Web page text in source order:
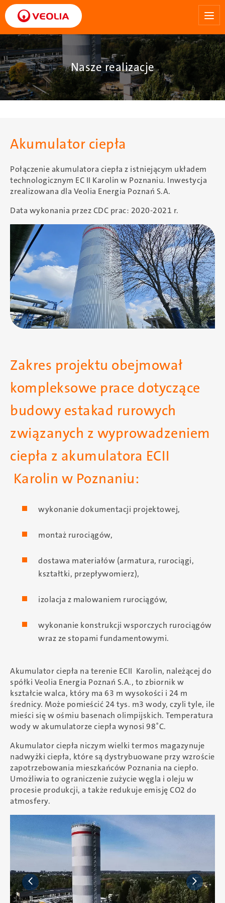
Przejdź
do
treści
Nasze realizacje
Akumulator ciepła
Połączenie akumulatora ciepła z istniejącym układem
technologicznym EC II Karolin w Poznaniu. Inwestycja
zrealizowana dla Veolia Energia Poznań S.A.
Data wykonania przez CDC prac: 2020-2021 r.
Obraz
Zakres projektu obejmował
kompleksowe prace dotyczące
budowy estakad rurowych
związanych z wyprowadzeniem
ciepła z akumulatora ECII
Karolin w Poznaniu:
wykonanie dokumentacji projektowej,
montaż rurociągów,
dostawa materiałów (armatura, rurociągi,
kształtki, przepływomierz),
izolacja z malowaniem rurociągów,
wykonanie konstrukcji wsporczych rurociągów
wraz ze stopami fundamentowymi.
Akumulator ciepła na terenie ECII Karolin, należącej do
spółki Veolia Energia Poznań S.A., to zbiornik w
kształcie walca, który ma 63 m wysokości i 24 m
średnicy. Może pomieścić 24 tys. m3 wody, czyli tyle, ile
mieści się w ośmiu basenach olimpijskich. Temperatura
wody w akumulatorze ciepła wynosi 98˚C.
Akumulator ciepła niczym wielki termos magazynuje
nadwyżki ciepła, które są dystrybuowane przy wzroście
zapotrzebowania mieszkańców Poznania na ciepło.
Umożliwia to ograniczenie zużycie węgla i oleju w
procesie produkcji, a także redukuje emisję CO2 do
atmosfery.